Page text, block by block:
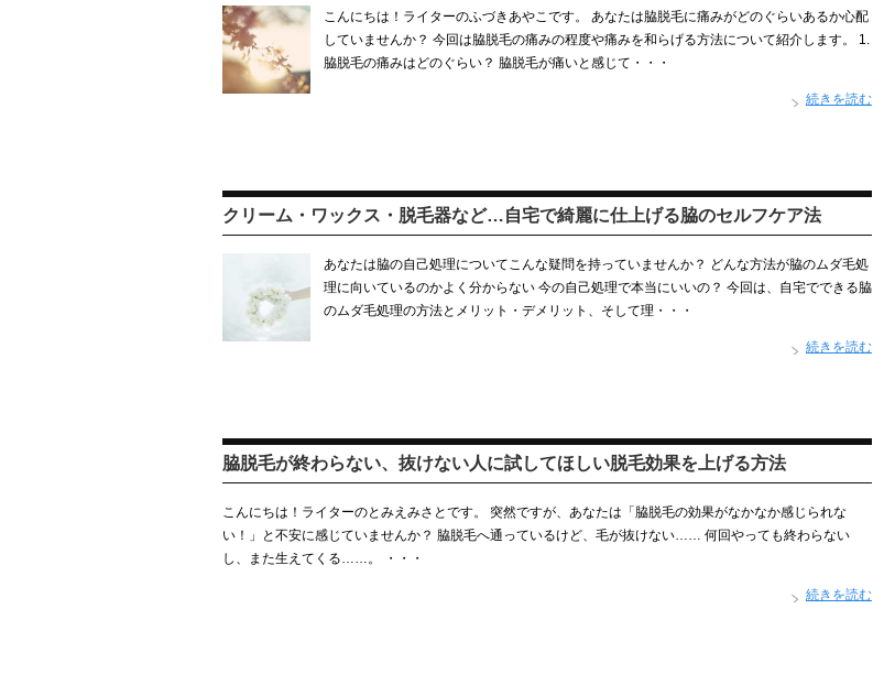
こんにちは！ライターのふづきあやこです。 あなたは脇脱毛に痛みがどのぐらいあるか心配
していませんか？ 今回は脇脱毛の痛みの程度や痛みを和らげる方法について紹介します。 1.
脇脱毛の痛みはどのぐらい？ 脇脱毛が痛いと感じて・・・
続きを読む
クリーム・ワックス・脱毛器など…自宅で綺麗に仕上げる脇のセルフケア法
あなたは脇の自己処理についてこんな疑問を持っていませんか？ どんな方法が脇のムダ毛処
理に向いているのかよく分からない 今の自己処理で本当にいいの？ 今回は、自宅でできる脇
のムダ毛処理の方法とメリット・デメリット、そして理・・・
続きを読む
脇脱毛が終わらない、抜けない人に試してほしい脱毛効果を上げる方法
こんにちは！ライターのとみえみさとです。 突然ですが、あなたは「脇脱毛の効果がなかなか感じられな
い！」と不安に感じていませんか？ 脇脱毛へ通っているけど、毛が抜けない…… 何回やっても終わらない
し、また生えてくる……。 ・・・
続きを読む